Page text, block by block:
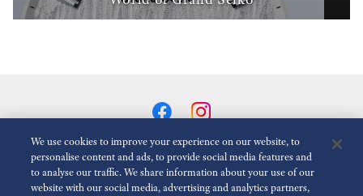
Animasyonlari Azalt Devre dışı
We use cookies to improve your experience on our website, to
personalise content and ads, to provide social media features and
to analyse our traffic. We share information about your use of our
website with our social media, advertising and analytics partners,